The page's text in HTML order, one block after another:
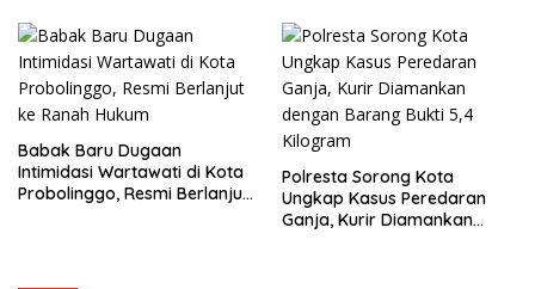
Babak Baru Dugaan
Intimidasi Wartawati di Kota
Probolinggo, Resmi Berlanjut
Polresta Sorong Kota
Ungkap Kasus Peredaran
Ganja, Kurir Diamankan